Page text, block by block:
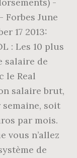
Forbes June
17 2013:
: Les 10 plus
salaire de
le Real
salaire brut,
semaine, soit
par mois.
vous n’allez
de